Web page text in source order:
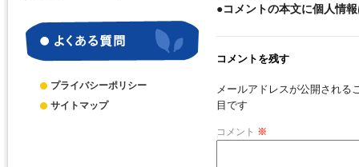
●コメントの本文に個人情
コメントを残す
メールアドレスが公開される
目です
コメント ※
ー
カ
プライバシーポリシー
サイトマップ